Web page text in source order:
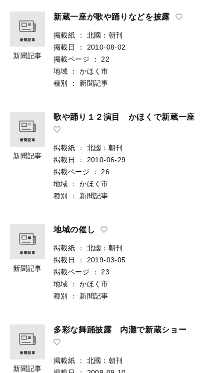
新聞記事
新蔵一座が歌や踊りなどを披露
掲載紙 ：
北國：朝刊
掲載日
：
2010-08-02
掲載ページ
：
22
地域
：
かほく市
種別
： 新聞記事
新聞記事
歌や踊り１２演目 かほくで新蔵一座
掲載紙 ：
北國：朝刊
掲載日
：
2010-06-29
掲載ページ
：
26
地域
：
かほく市
種別
： 新聞記事
新聞記事
地域の催し
掲載紙 ：
北國：朝刊
掲載日
：
2019-03-05
掲載ページ
：
23
地域
：
かほく市
種別
： 新聞記事
新聞記事
多彩な舞踊披露 内灘で新蔵ショー
掲載紙 ：
北國：朝刊